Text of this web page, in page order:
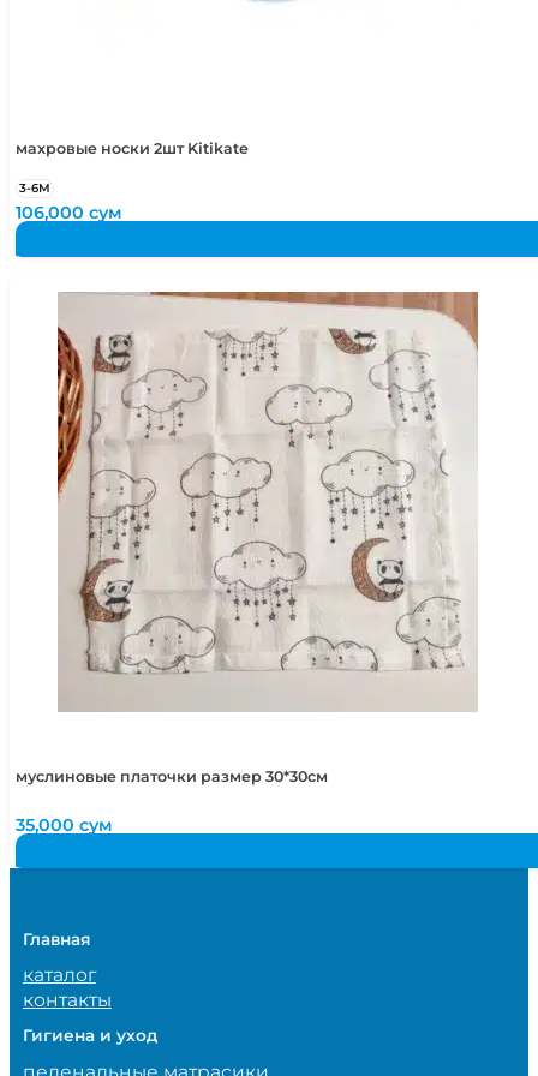
махровые носки 2шт Kitikate
3-6М
106,000сум
муслиновые платочки размер 30*30см
35,000сум
Главная
каталог
контакты
Гигиена и уход